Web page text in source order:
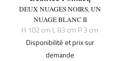
DEUX NUAGES NOIRS, UN
NUAGE BLANC II
H 102 cm L 83 cm P 3 cm
Disponibilité et prix sur
demande